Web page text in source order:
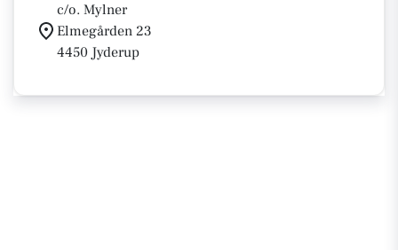
c/o. Mylner
Elmegården 23
4450 Jyderup